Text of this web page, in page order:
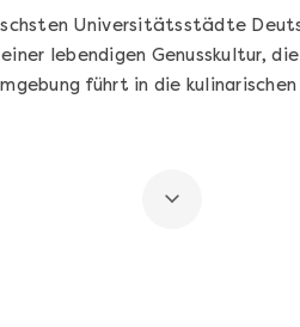
Universitätsstädte
lebendigen Genusskultur,
führt in die